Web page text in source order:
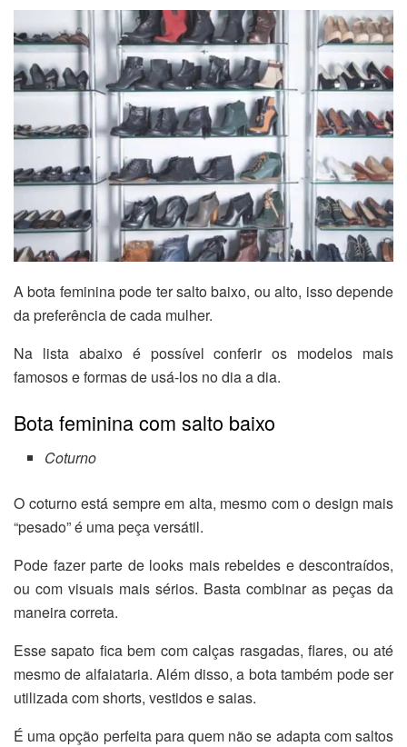
A bota feminina pode ter salto baixo, ou alto, isso depende
da preferência de cada mulher.
Na lista abaixo é possível conferir os modelos mais
famosos e formas de usá-los no dia a dia.
Bota feminina com salto baixo
Coturno
O coturno está sempre em alta, mesmo com o design mais
“pesado” é uma peça versátil.
Pode fazer parte de looks mais rebeldes e descontraídos,
ou com visuais mais sérios. Basta combinar as peças da
maneira correta.
Esse sapato fica bem com calças rasgadas, flares, ou até
mesmo de alfaiataria. Além disso, a bota também pode ser
utilizada com shorts, vestidos e saias.
É uma opção perfeita para quem não se adapta com saltos